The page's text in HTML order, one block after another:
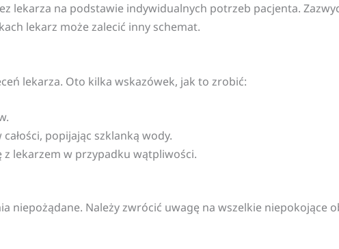
lekarza na podstawie indywidualnych potrzeb pacjenta.
lekarz może zalecić inny schemat.
lekarza. Oto kilka wskazówek, jak to zrobić:
popijając szklanką wody.
lekarzem w przypadku wątpliwości.
niepożądane. Należy zwrócić uwagę na wszelkie niepokojące